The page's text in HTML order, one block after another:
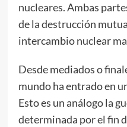
nucleares. Ambas
de la destrucción
intercambio nuclear
Desde mediados o
mundo ha entrado en
Esto es un análogo la
determinada por el fin